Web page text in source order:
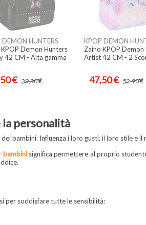
DEMON HUNTERS
Demon Hunters
42 CM - Alta gamma
€ 39,90 €
KPOP DEMON
Zaino KPOP Demon
Artist 42 CM - 2
47,50 € 52,90 €
personalità
bambini. Influenza i loro gusti, il loro stile e il
bambinisignifica permettere al proprio
per soddisfare tutte le sensibilità: